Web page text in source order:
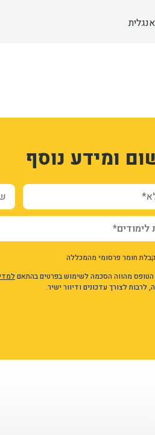
ומידע נוסף
שם
חומר פרסומי מהמכללה
מדיניות הפרטיות
מהווה הסכמה לשימוש בפרטים בהתאם
לרבות לצורך עדכונים ודיוור ישיר.
vDlF7-BaUZMZ6G09VcT0VaiP-